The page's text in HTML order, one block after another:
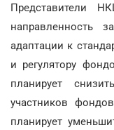
Представители
направленность
адаптации к
и регулятору
планирует
участников
планирует